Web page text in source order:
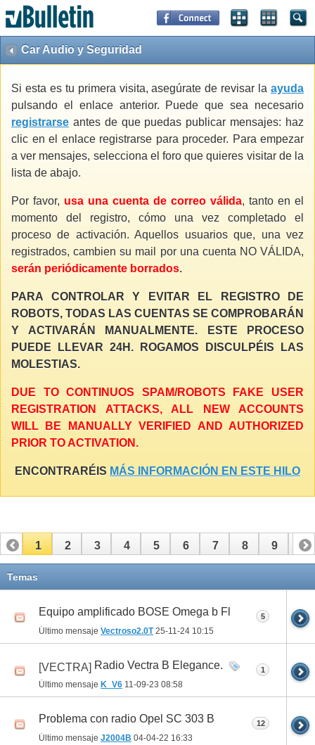
Car Audio y Seguridad
Si esta es tu primera visita, asegúrate de revisar la ayuda
pulsando el enlace anterior. Puede que sea necesario
registrarse antes de que puedas publicar mensajes: haz
clic en el enlace registrarse para proceder. Para empezar
a ver mensajes, selecciona el foro que quieres visitar de la
lista de abajo.
Por favor, usa una cuenta de correo válida, tanto en el
momento del registro, cómo una vez completado el
proceso de activación. Aquellos usuarios que, una vez
registrados, cambien su mail por una cuenta NO VÁLIDA,
serán periódicamente borrados.
PARA CONTROLAR Y EVITAR EL REGISTRO DE
ROBOTS, TODAS LAS CUENTAS SE COMPROBARÁN
Y ACTIVARÁN MANUALMENTE. ESTE PROCESO
PUEDE LLEVAR 24H. ROGAMOS DISCULPÉIS LAS
MOLESTIAS.
DUE TO CONTINUOS SPAM/ROBOTS FAKE USER
REGISTRATION ATTACKS, ALL NEW ACCOUNTS
WILL BE MANUALLY VERIFIED AND AUTHORIZED
PRIOR TO ACTIVATION.
ENCONTRARÉIS MÁS INFORMACIÓN EN ESTE HILO
1 2 3 4 5 6 7 8 9 10
11
Temas
Equipo amplificado BOSE Omega b Fl
Último mensaje Vectroso2.0T25-11-24 10:15
5
[VECTRA] Radio Vectra B Elegance.
Último mensaje K_V6 11-09-23 08:58
1
Problema con radio Opel SC 303 B
Último mensaje J2004B 04-04-22 16:33
12